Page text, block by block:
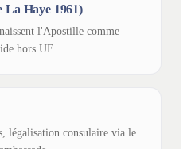
La Haye 1961)
l'Apostille comme
hors UE.
légalisation consulaire via le